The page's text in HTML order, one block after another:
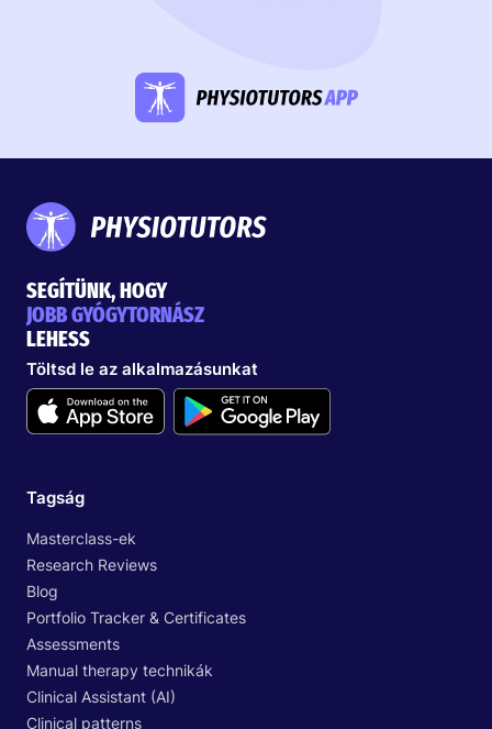
SEGÍTÜNK, HOGY
JOBB GYÓGYTORNÁSZ
LEHESS
Töltsd le az alkalmazásunkat
Tagság
Masterclass-ek
Research Reviews
Blog
Portfolio Tracker & Certificates
Assessments
Manual therapy technikák
Clinical Assistant (AI)
Clinical patterns